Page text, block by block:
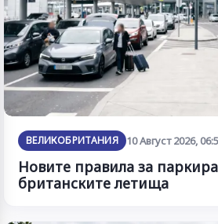
ВЕЛИКОБРИТАНИЯ 10 Август 2026,
Новите правила за
британските летища